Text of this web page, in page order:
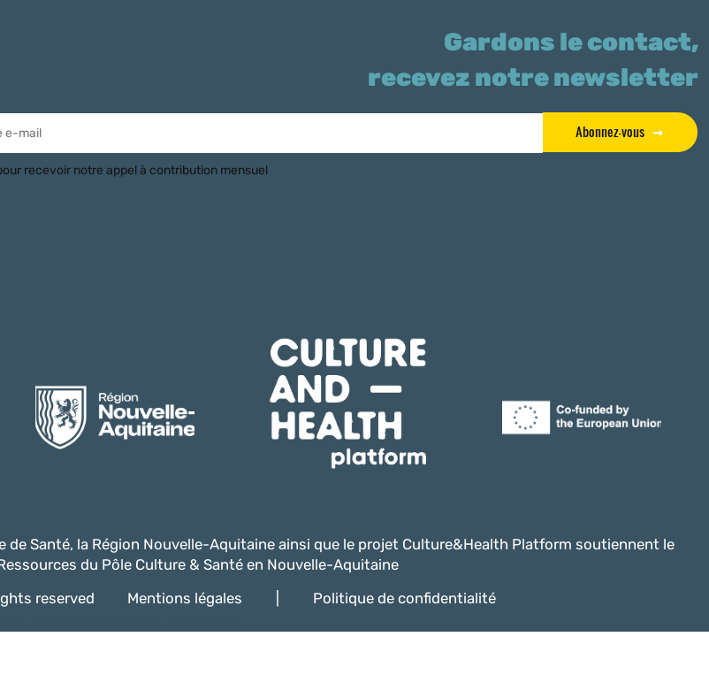
Gardons le contact,
recevez notre newsletter
Abonnez-vous
recevoir notre appel à contribution mensuel
de Santé, la Région Nouvelle-Aquitaine ainsi que le projet Culture&Health Platform soutiennent le
du Pôle Culture & Santé en Nouvelle-Aquitaine
reserved
Mentions légales Politique de confidentialité